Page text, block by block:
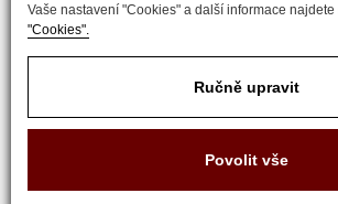
Vaše nastavení "Cookies" a další informace najdete
"Cookies".
Ručně upravit
Povolit vše
COPYRIGHT © 2017 ZLATNICTVÍ